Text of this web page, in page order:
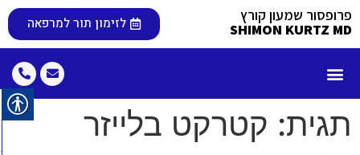
פרופסור שמעון קורץ
SHIMON KURTZ MD לזימון תור למרפאה
תגית: קטרקט בלייזר